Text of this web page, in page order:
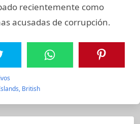
recientemente como
acusadas de corrupción.
British